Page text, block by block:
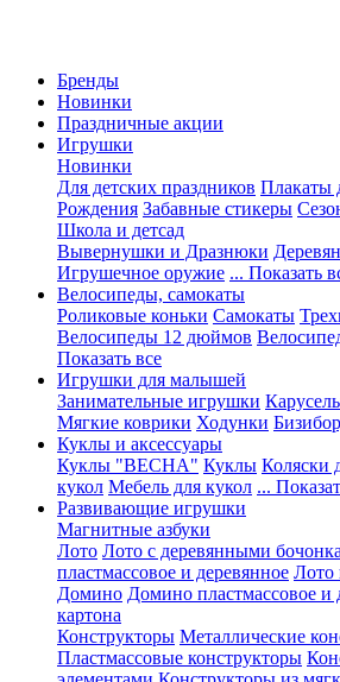
Бренды
Новинки
Праздничные акции
Игрушки
Новинки
Для детских праздников Плакаты
Рождения Забавные стикеры
Школа и детсад
Вывернушки и Дразнюки
Игрушечное оружие ... Показать
Велосипеды, самокаты
Роликовые коньки Самокаты
Велосипеды 12 дюймов
Показать все
Игрушки для малышей
Занимательные игрушки
Мягкие коврики Ходунки
Куклы и аксессуары
Куклы "ВЕСНА" Куклы Коляски
кукол Мебель для кукол ...
Развивающие игрушки
Магнитные азбуки
Лото Лото с деревянными
пластмассовое и деревянное Лото
Домино Домино пластмассовое и
картона
Конструкторы Металлические
Пластмассовые конструкторы